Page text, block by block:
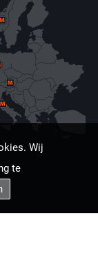
Wij
te